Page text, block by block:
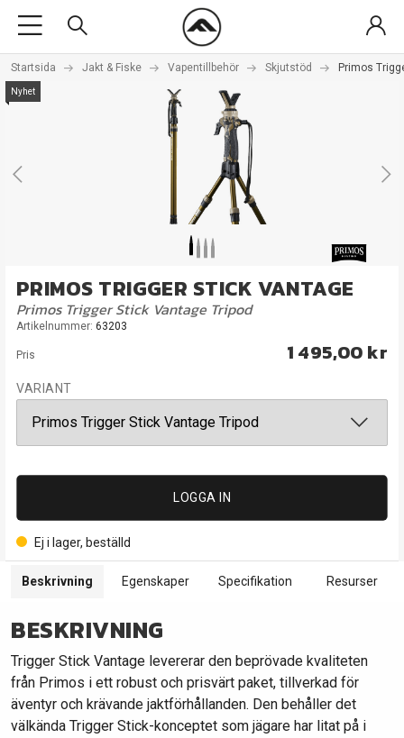
Startsida Jakt & Fiske Vapentillbehör Skjutstöd Primos
Nyhet
PRIMOS TRIGGER STICK VANTAGE
Primos Trigger Stick Vantage Tripod
Artikelnummer: 63203
Pris 1 495,00 kr
VARIANT
LOGGA IN
Ej i lager, beställd
Beskrivning Egenskaper Specifikation Resurser
BESKRIVNING
Trigger Stick Vantage levererar den beprövade kvaliteten
från Primos i ett robust och prisvärt paket, tillverkad för
äventyr och krävande jaktförhållanden. Den behåller det
välkända Trigger Stick-konceptet som jägare har litat på i